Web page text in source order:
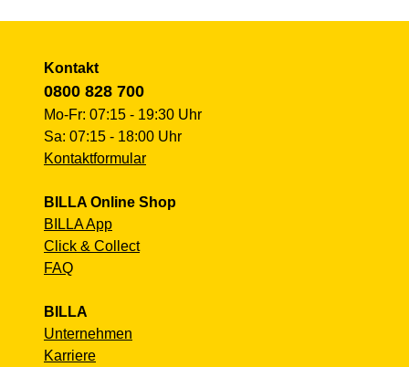
Kontakt
0800 828 700
Mo-Fr: 07:15 - 19:30 Uhr
Sa: 07:15 - 18:00 Uhr
Kontaktformular
BILLA Online Shop
BILLA App
Click & Collect
FAQ
BILLA
Unternehmen
Karriere